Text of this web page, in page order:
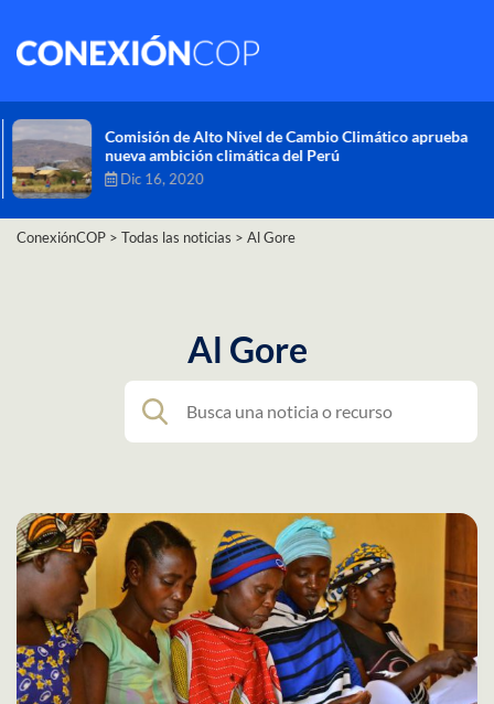
Comisión de Alto Nivel de Cambio Climático aprueba
nueva ambición climática del Perú
Dic 16, 2020
ConexiónCOP > Todas las noticias > Al Gore
Al Gore